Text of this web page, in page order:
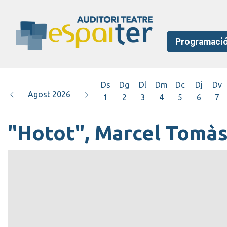
Agost 2026
Ds
1
Dg
2
Dl
3
Dm
4
Dc
5
Dj
6
Dv
7
"Hotot", Marcel Tomàs